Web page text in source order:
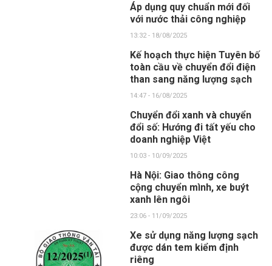
Áp dụng quy chuẩn mới đối
với nước thải công nghiệp
13:32 - 18/08/2025
Kế hoạch thực hiện Tuyên bố
toàn cầu về chuyển đổi điện
than sang năng lượng sạch
14:47 - 16/08/2025
Chuyển đổi xanh và chuyển
đổi số: Hướng đi tất yếu cho
doanh nghiệp Việt
10:03 - 10/09/2025
Hà Nội: Giao thông công
cộng chuyển mình, xe buýt
xanh lên ngôi
23:06 - 11/09/2025
Xe sử dụng năng lượng sạch
được dán tem kiểm định
riêng